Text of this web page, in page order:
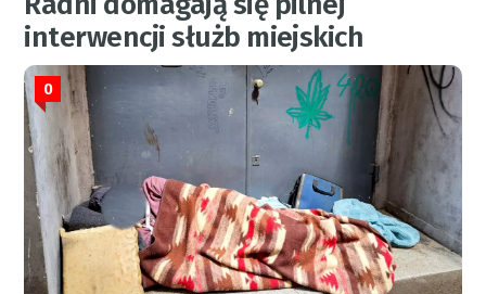
interwencji służb miejskich
0